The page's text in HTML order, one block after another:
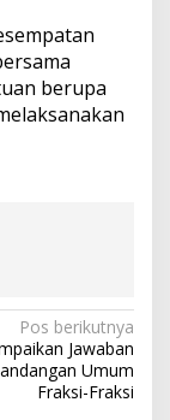
berupa
Pos berikutnya
Jawaban
Umum
Fraksi-Fraksi